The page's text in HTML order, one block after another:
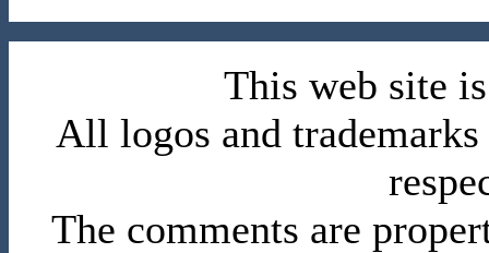
This web site
All logos and
The comments are